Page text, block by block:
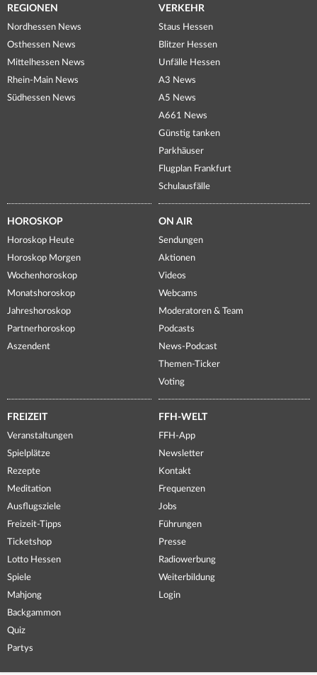
REGIONEN
Nordhessen News
Osthessen News
Mittelhessen News
Rhein-Main News
Südhessen News
VERKEHR
Staus Hessen
Blitzer Hessen
Unfälle Hessen
A3 News
A5 News
A661 News
Günstig tanken
Parkhäuser
Flugplan Frankfurt
Schulausfälle
HOROSKOP
Horoskop Heute
Horoskop Morgen
Wochenhoroskop
Monatshoroskop
Jahreshoroskop
Partnerhoroskop
Aszendent
ON AIR
Sendungen
Aktionen
Videos
Webcams
Moderatoren & Team
Podcasts
News-Podcast
Themen-Ticker
Voting
FREIZEIT
Veranstaltungen
Spielplätze
Rezepte
Meditation
Ausflugsziele
Freizeit-Tipps
Ticketshop
Lotto Hessen
Spiele
Mahjong
Backgammon
Quiz
Partys
FFH-WELT
FFH-App
Newsletter
Kontakt
Frequenzen
Jobs
Führungen
Presse
Radiowerbung
Weiterbildung
Login